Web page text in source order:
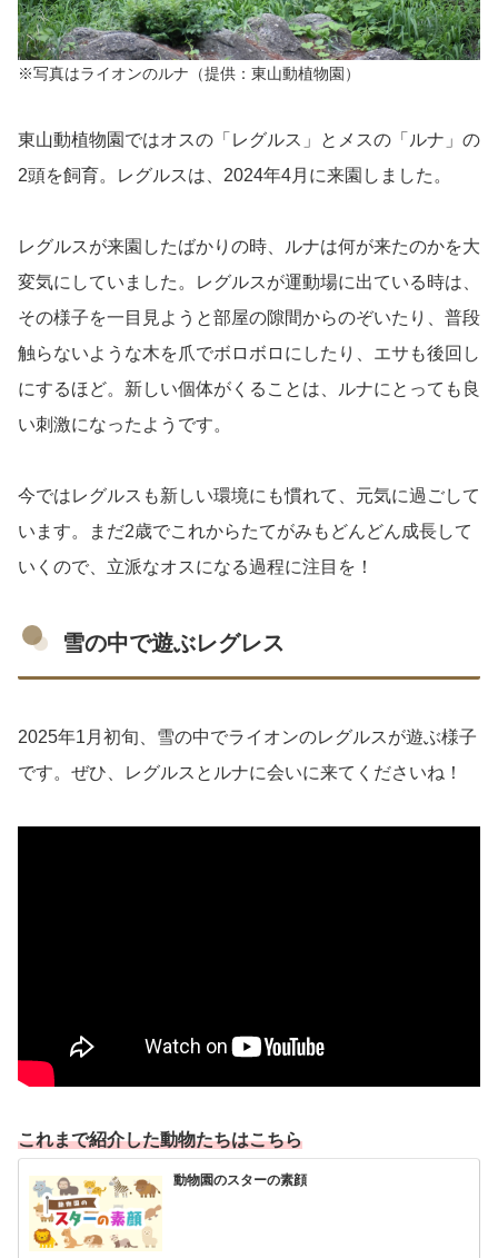
※写真はライオンのルナ（提供：東山動植物園）
東山動植物園ではオスの「レグルス」とメスの「ルナ」の
2頭を飼育。レグルスは、2024年4月に来園しました。
レグルスが来園したばかりの時、ルナは何が来たのかを大
変気にしていました。レグルスが運動場に出ている時は、
その様子を一目見ようと部屋の隙間からのぞいたり、普段
触らないような木を爪でボロボロにしたり、エサも後回し
にするほど。新しい個体がくることは、ルナにとっても良
い刺激になったようです。
今ではレグルスも新しい環境にも慣れて、元気に過ごして
います。まだ2歳でこれからたてがみもどんどん成長して
いくので、立派なオスになる過程に注目を！
雪の中で遊ぶレグレス
2025年1月初旬、雪の中でライオンのレグルスが遊ぶ様子
です。ぜひ、レグルスとルナに会いに来てくださいね！
これまで紹介した動物たちはこちら
動物園のスターの素顔